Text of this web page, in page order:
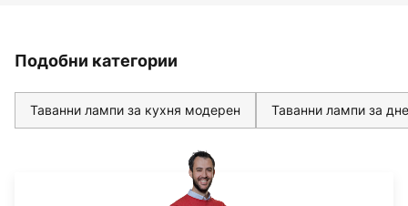
Подобни категории
Таванни лампи за кухня модерен Таванни лампи за